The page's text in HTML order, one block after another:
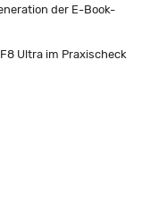
der E-Book-
Ultra im Praxischeck